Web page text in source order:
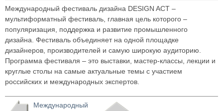
Международный фестиваль дизайна DESIGN ACT –
мультиформатный фестиваль, главная цель которого –
популяризация, поддержка и развитие промышленного
дизайна. Фестиваль объединяет на одной площадке
дизайнеров, производителей и самую широкую аудиторию.
Программа фестиваля – это выставки, мастер-классы, лекции и
круглые столы на самые актуальные темы с участием
российских и международных экспертов.
Международный